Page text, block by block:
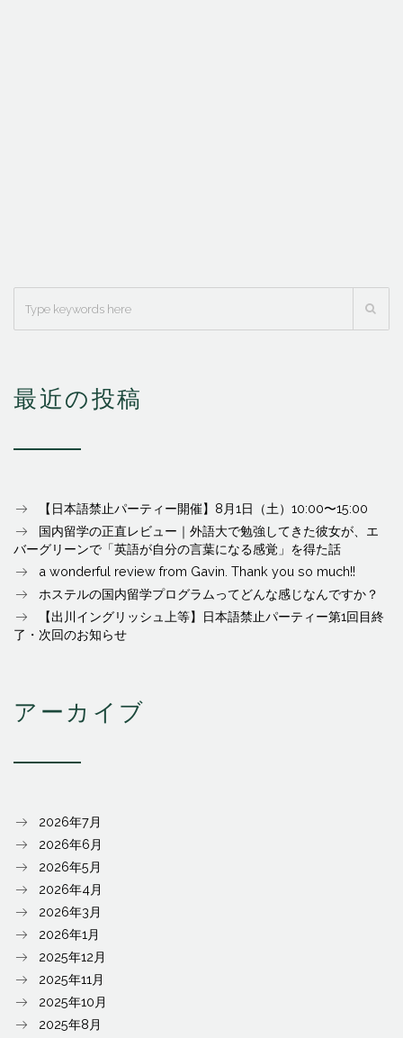
最近の投稿
【日本語禁止パーティー開催】8月1日（土）10:00〜15:00
国内留学の正直レビュー｜外語大で勉強してきた彼女が、エ
バーグリーンで「英語が自分の言葉になる感覚」を得た話
a wonderful review from Gavin. Thank you so much!!
ホステルの国内留学プログラムってどんな感じなんですか？
【出川イングリッシュ上等】日本語禁止パーティー第1回目終
了・次回のお知らせ
アーカイブ
2026年7月
2026年6月
2026年5月
2026年4月
2026年3月
2026年1月
2025年12月
2025年11月
2025年10月
2025年8月